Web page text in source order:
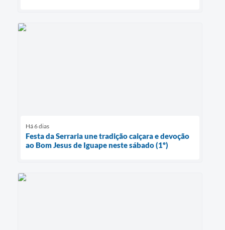
Há 6 dias
Festa da Serraria une tradição caiçara e devoção
ao Bom Jesus de Iguape neste sábado (1º)